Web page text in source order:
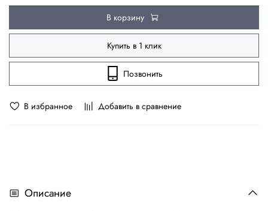
В избранное Добавить в сравнение
В корзину
Купить в 1 клик
Позвонить
Описание